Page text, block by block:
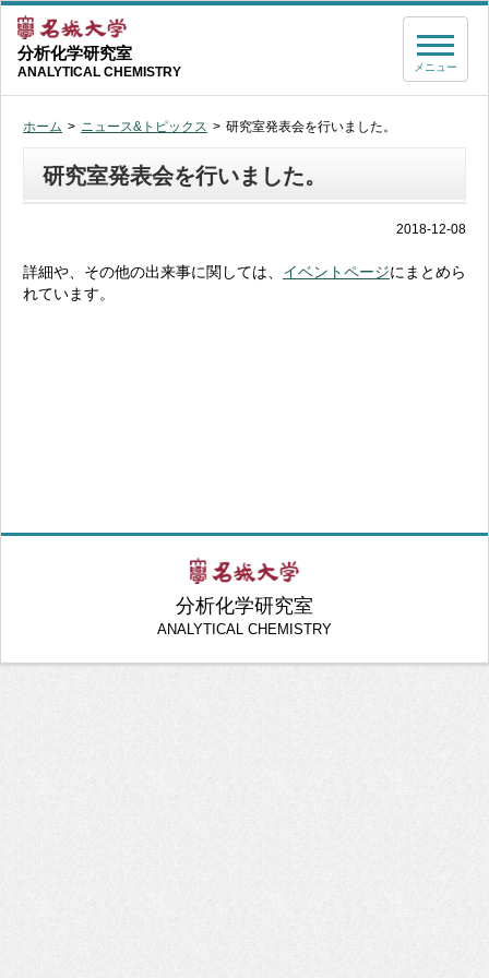
分析化学研究室
ANALYTICAL CHEMISTRY メニュー
ホーム ニュース&トピックス 研究室発表会を行いました。
研究室発表会を行いました。
2018-12-08
詳細や、その他の出来事に関しては、 イベントページにまとめら
れています。
分析化学研究室
ANALYTICAL CHEMISTRY